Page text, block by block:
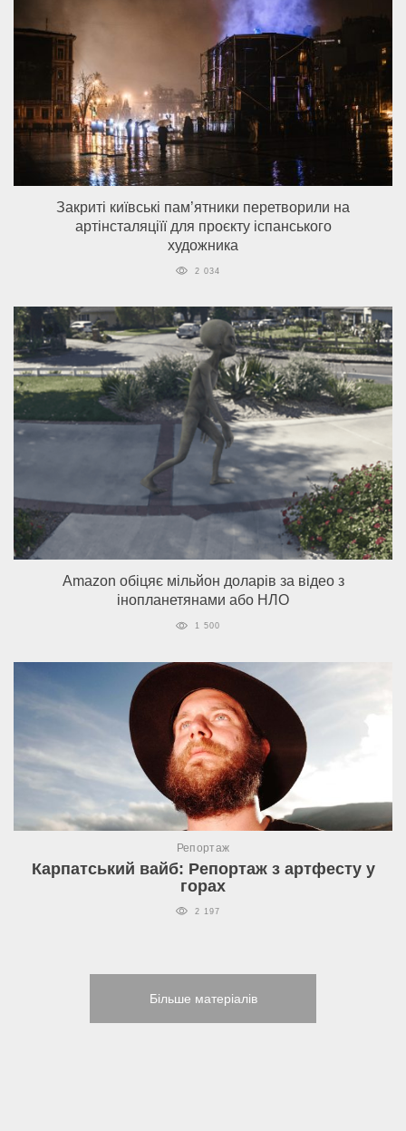
Закриті київські пам’ятники перетворили на
артінсталяціїї для проєкту іспанського
художника
2 034
Amazon обіцяє мільйон доларів за відео з
інопланетянами або НЛО
1 500
Репортаж
Карпатський вайб: Репортаж з артфесту у
горах
2 197
Більше матеріалів